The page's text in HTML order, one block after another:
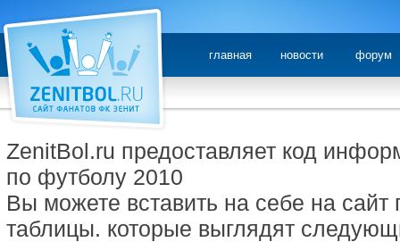
главная новости форум
ZenitBol.ru предоставляет код
по футболу 2010
Вы можете вставить на себе на
таблицы. которые выглядят